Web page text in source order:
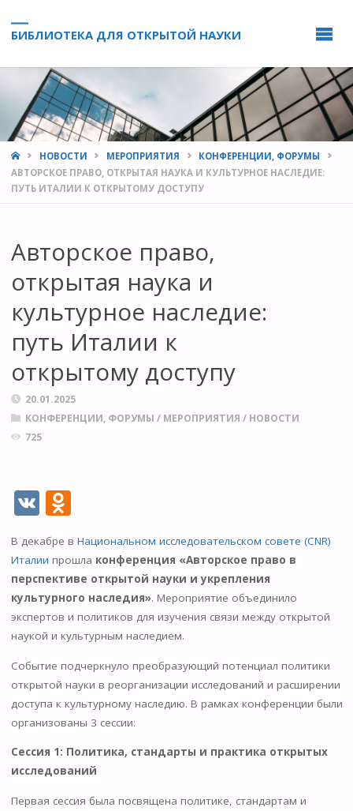
БИБЛИОТЕКА ДЛЯ ОТКРЫТОЙ НАУКИ
HOMEНОВОСТИ МЕРОПРИЯТИЯ
КОНФЕРЕНЦИИ, ФОРУМЫ
АВТОРСКОЕ ПРАВО, ОТКРЫТАЯ НАУКА И КУЛЬТУРНОЕ НАСЛЕДИЕ:
ПУТЬ ИТАЛИИ К ОТКРЫТОМУ ДОСТУПУ
Авторское право,
открытая наука и
культурное наследие:
путь Италии к
открытому доступу
20.01.2025
КОНФЕРЕНЦИИ, ФОРУМЫ / МЕРОПРИЯТИЯ / НОВОСТИ
725
V
K
O
n
o
kl
as
ni
ki
В декабре в Национальном исследовательском совете (CNR)
Италии прошла конференция «Авторское право в
перспективе открытой науки и укрепления
культурного наследия». Мероприятие объединило
экспертов и политиков для изучения связи между открытой
наукой и культурным наследием.
Событие подчеркнуло преобразующий потенциал политики
открытой науки в реорганизации исследований и расширении
доступа к культурному наследию. В рамках конференции были
организованы 3 сессии:
Сессия 1: Политика, стандарты и практика открытых
исследований
Первая сессия была посвящена политике, стандартам и